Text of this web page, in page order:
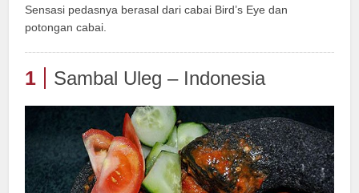
Sensasi pedasnya berasal dari cabai Bird’s Eye dan
potongan cabai.
1 Sambal Uleg – Indonesia